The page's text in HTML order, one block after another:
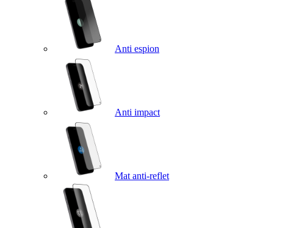
Anti espion
Anti impact
Mat anti-reflet